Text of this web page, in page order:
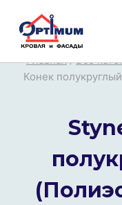
Перейти
Главная / Все
Конек